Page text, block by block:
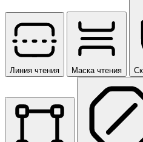
Линия чтения Маска чтения